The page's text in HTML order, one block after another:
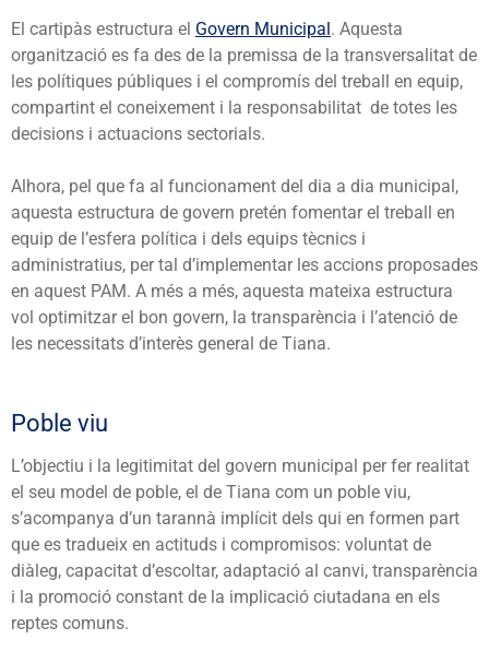
El cartipàs estructura el Govern Municipal. Aquesta
organització es fa des de la premissa de la transversalitat de
les polítiques públiques i el compromís del treball en equip,
compartint el coneixement i la responsabilitat de totes les
decisions i actuacions sectorials.
Alhora, pel que fa al funcionament del dia a dia municipal,
aquesta estructura de govern pretén fomentar el treball en
equip de l’esfera política i dels equips tècnics i
administratius, per tal d’implementar les accions proposades
en aquest PAM. A més a més, aquesta mateixa estructura
vol optimitzar el bon govern, la transparència i l’atenció de
les necessitats d’interès general de Tiana.
Poble viu
L’objectiu i la legitimitat del govern municipal per fer realitat
el seu model de poble, el de Tiana com un poble viu,
s’acompanya d’un tarannà implícit dels qui en formen part
que es tradueix en actituds i compromisos: voluntat de
diàleg, capacitat d’escoltar, adaptació al canvi, transparència
i la promoció constant de la implicació ciutadana en els
reptes comuns.